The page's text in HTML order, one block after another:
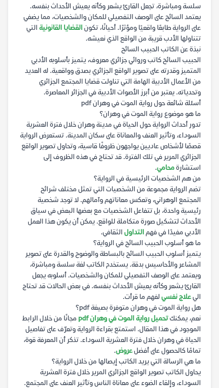
سلسة ومباشرة، تجعل القارئ يشعر وكأنه يعيش الأحداث بنفسه.
يعتمد السائح على الوصف التفصيلي للمكان والشخصيات، مما يضفي
على الرواية طابعًا واقعيًا ومؤثرًا. أحيانًا، تكونالقضايا القانونية التي
تتناولها الأدب قريبة من الواقع الذي نعيشه.
نبذة عن الكاتب الحبيب السائح
الحبيب السائح كاتب وروائي جزائري معروف، يتميز بأسلوبه الأدبي
المتميز وقدرته على تصوير الواقع الجزائري بصدق وواقعية. له العديد
من الأعمال الأدبية الهامة التي تناولت قضايا المجتمع الجزائري
وتحدياته. يعتبر من أبرز الأصوات الأدبية في الجزائر المعاصرة.
أسئلة شائعة حول رواية الموت في وهران pdf
ما هو موضوع رواية الموت في وهران؟
تدور أحداث الرواية حول الحياة في مدينة وهران خلال فترة العشرية
السوداء، وتأثير العنف والمعاناة على سكان المدينة. تستعرض الرواية
قصصًا لأشخاص عاديين يواجهون ظروفًا قاسية، وتحاول تصوير الواقع
الجزائري المرير في تلك الفترة. قد تحتاج في هذه الظروف إلى
استشارةمحامي.
من هم الشخصيات الرئيسية في الرواية؟
تضم الرواية مجموعة من الشخصيات التي تمثل مختلف شرائح
المجتمع الوهراني، وتعكس معاناتهم وآمالهم. لا توجد شخصية
رئيسية واحدة، بل تتفاعل الشخصيات مع بعضها البعض في سياق
الأحداث لتشكيل صورة متكاملة للواقع. يمكن أن يكون هذا العمل
الأدبي مفيدًا في فهمالتداول الثقافي.
ما هو أسلوب الحبيب السائح في الرواية؟
يتميز أسلوب الحبيب السائح بالبساطة والوضوح والقدرة على تصوير
المشاعر والأحاسيس بدقة. يستخدم الكاتب لغة سلسة ومباشرة،
ويعتمد على الوصف التفصيلي للمكان والشخصيات. أسلوبه يجعل
القارئ يشعر وكأنه يعيش الأحداث بنفسه. في بعض الحالات قد تحتاج
اليعلاج نفسي لفهم ما قرأت.
هل رواية الموت في وهران متوفرة بصيغة pdf؟
نعم، يمكنكتحميل رواية الموت في وهران pdf
مجانًا من خلال الرابط
الموجود في هذا المقال. استمتع بقراءة الرواية وتعرّف على تفاصيل
الحياة في وهران خلال فترة العشرية السوداء. تذكر أن المعرفة قوة،
تمامًا كالحصول على أفضلعروض.
ما هي الرسالة التي يريد الكاتب إيصالها من خلال الرواية؟
يحاول الكاتب تصوير الواقع الجزائري المرير خلال فترة العشرية
السوداء، وإلقاء الضوء على معاناة الناس وتأثير العنف على المجتمع.